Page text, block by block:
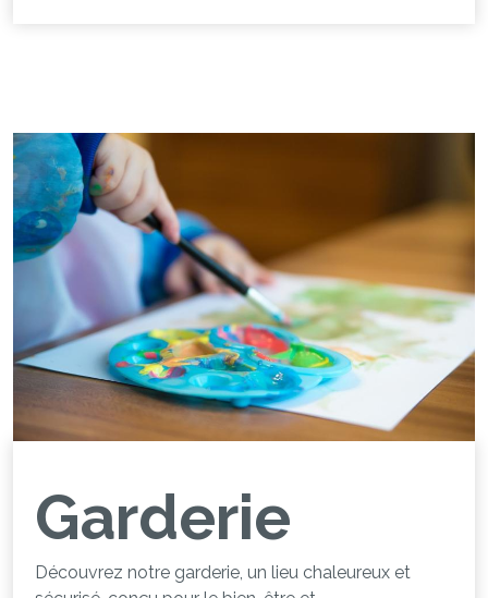
Garderie
Découvrez notre garderie, un lieu chaleureux et